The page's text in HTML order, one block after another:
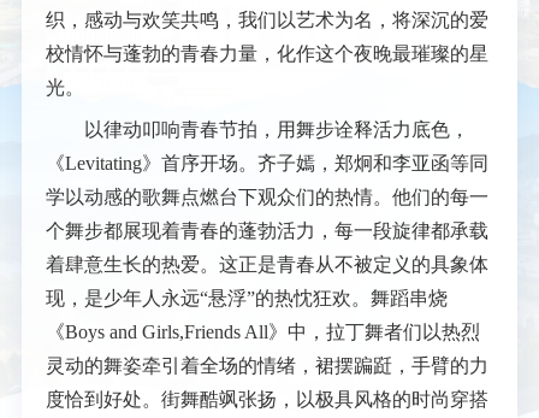
织，感动与欢笑共鸣，我们以艺术为名，将深沉的爱
校情怀与蓬勃的青春力量，化作这个夜晚最璀璨的星
光。
以律动叩响青春节拍，用舞步诠释活力底色，
《Levitating》首序开场。齐子嫣，郑炯和李亚函等同
学以动感的歌舞点燃台下观众们的热情。他们的每一
个舞步都展现着青春的蓬勃活力，每一段旋律都承载
着肆意生长的热爱。这正是青春从不被定义的具象体
现，是少年人永远“悬浮”的热忱狂欢。舞蹈串烧
《Boys and Girls,Friends All》中，拉丁舞者们以热烈
灵动的舞姿牵引着全场的情绪，裙摆蹁跹，手臂的力
度恰到好处。街舞酷飒张扬，以极具风格的时尚穿搭